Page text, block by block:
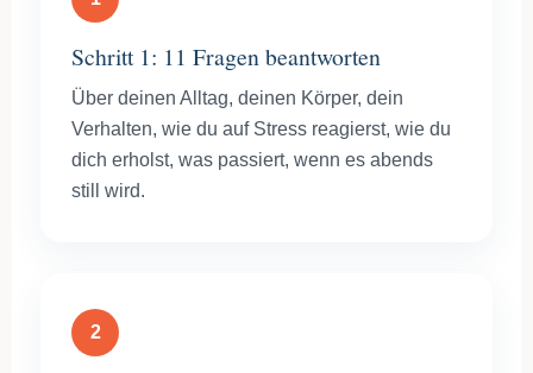
Schritt 1: 11 Fragen beantworten
Über deinen Alltag, deinen Körper, dein
Verhalten, wie du auf Stress reagierst, wie du
dich erholst, was passiert, wenn es abends
still wird.
2